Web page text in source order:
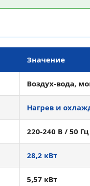
Значение
Воздух-вода,
Нагрев и
220-240 В / 50
28,2 кВт
5,57 кВт